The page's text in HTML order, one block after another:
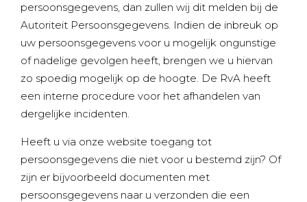
persoonsgegevens, dan zullen wij dit melden bij de
Autoriteit Persoonsgegevens. Indien de inbreuk op
uw persoonsgegevens voor u mogelijk ongunstige
of nadelige gevolgen heeft, brengen we u hiervan
zo spoedig mogelijk op de hoogte. De RvA heeft
een interne procedure voor het afhandelen van
dergelijke incidenten.
Heeft u via onze website toegang tot
persoonsgegevens die niet voor u bestemd zijn? Of
zijn er bijvoorbeeld documenten met
persoonsgegevens naar u verzonden die een